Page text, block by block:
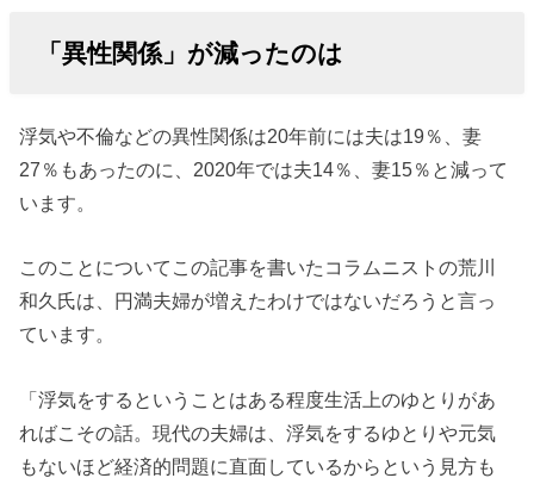
「異性関係」が減ったのは
浮気や不倫などの異性関係は20年前には夫は19％、妻
27％もあったのに、2020年では夫14％、妻15％と減って
います。
このことについてこの記事を書いたコラムニストの荒川
和久氏は、円満夫婦が増えたわけではないだろうと言っ
ています。
「浮気をするということはある程度生活上のゆとりがあ
ればこその話。現代の夫婦は、浮気をするゆとりや元気
もないほど経済的問題に直面しているからという見方も